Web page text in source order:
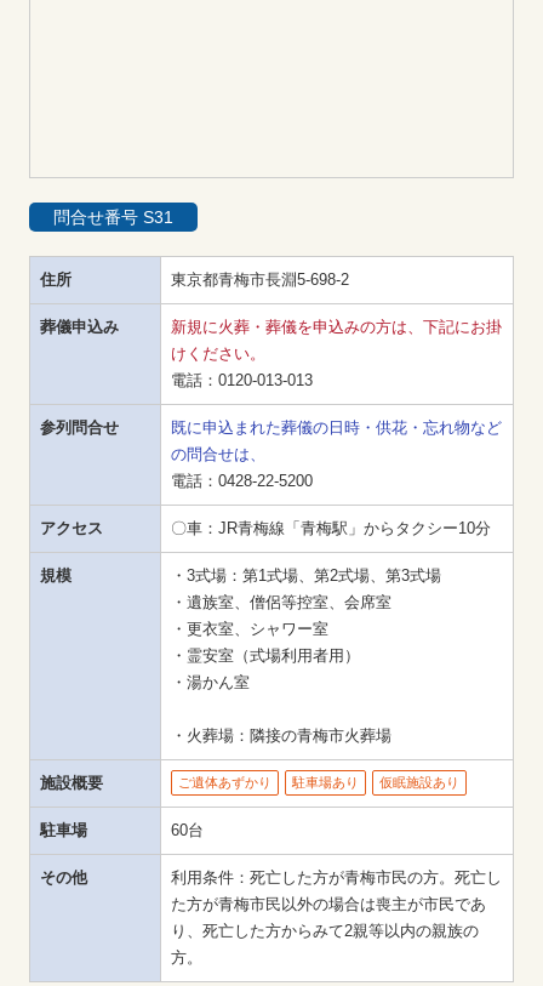
住所 東京都青梅市長淵5-698-2
葬儀申込み
新規に火葬・葬儀を申込みの方は、下記にお掛
けください。
電話： 0120-013-013
参列問合せ
既に申込まれた葬儀の日時・供花・忘れ物など
の問合せは、
電話： 0428-22-5200
アクセス 〇車：JR青梅線「青梅駅」からタクシー10分
規模
・3式場：第1式場、第2式場、第3式場
・遺族室、僧侶等控室、会席室
・更衣室、シャワー室
・霊安室（式場利用者用）
・湯かん室
・火葬場：隣接の青梅市火葬場
施設概要 ご遺体あずかり 駐車場あり 仮眠施設あり
駐車場 60台
その他
利用条件：死亡した方が青梅市民の方。死亡し
た方が青梅市民以外の場合は喪主が市民であ
り、死亡した方からみて2親等以内の親族の
方。
問合せ番号 S31